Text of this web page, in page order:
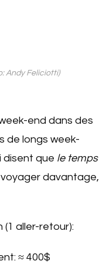
Andy Feliciotti)
end dans des
de longs week-
disent que le temps
davantage,
(1 aller-retour):
≈ 400$